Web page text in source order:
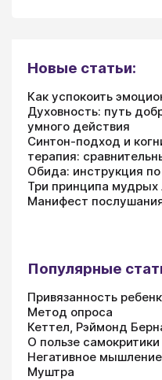
Новые статьи:
Как успокоить
Духовность: путь
умного действия
Синтон-подход и
терапия:
Обида: инструкция
Три принципа
Манифест
Популярные
Привязанность
Метод опроса
Кеттел, Рэймонд
О пользе самокритики
Негативное мышление
Муштра